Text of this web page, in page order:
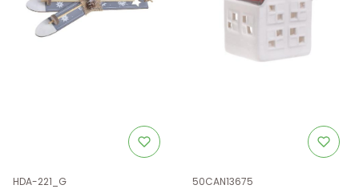
Kod produktu
HDA-221_G Kod produktu
50CAN13675